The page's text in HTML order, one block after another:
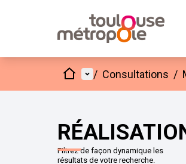
AccueilMenu principal
/ Consultations /
Filtrez de façon dynamique les
résultats de votre recherche.